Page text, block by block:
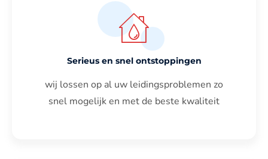
Serieus en snel ontstoppingen
wij lossen op al uw leidingsproblemen zo
snel mogelijk en met de beste kwaliteit